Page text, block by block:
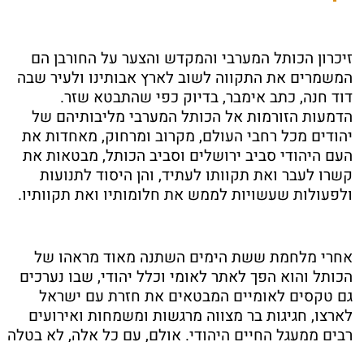
זיכרון הכותל המערבי והמקדש והצער על החורבן הם
המשמרים את התקווה לשוב לארץ אבותינו ולעיר שבה
דוד חנה, כתב אימבר, בדיוק כפי שהתבטא שזר.
הדמעות הזורמות אל הכותל המערבי מליבותיהם של
יהודים מכל רחבי העולם, מקרוב ומרחוק, מאחדות את
העם היהודי סביב ירושלים וסביב הכותל, מבטאות את
קשרו לעבר ואת תקוותו לעתיד, והן היסוד לתנועות
ולפעולות שעשויות לממש את חלומותיו ואת תקוותיו.
אחרי מלחמת ששת הימים השתנה מאוד מראהו של
הכותל והוא הפך לאתר לאומי וכלל יהודי, שבו נערכים
גם טקסים לאומיים המבטאים את חזרת עם ישראל
לארצו, חגיגות בר מצווה מרגשות ומשמחות ואירועים
רבים ממעגל החיים היהודי. אולם, עם כל אלה, לא בטלה